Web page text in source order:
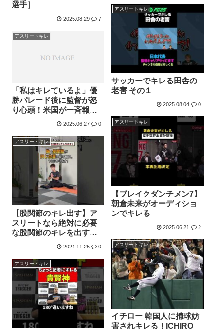
選手］
2025.08.29 7
アスリートキレ
サッカーでキレる田舎の
老害 その１
2025.08.04 0
アスリートキレ
「私はキレているよ」優
勝パレード後に監督が怒
り心頭！米国が一斉報道
2025.06.27 0 アスリートキレ
【ブレイクダンチメン7】
朝倉未来がオーディショ
ンでキレる
2025.06.21 2
アスリートキレ
【股関節のキレ出す】ア
スリートなら絶対に必要
な股関節のキレを出すト
レーニング。野球・サッ
ル・バレーボール選手な
どにも指導している股関
節トレーニングを現役ト
レーナーが教えます！
2024.11.25 0 アスリートキレ
イチロー 韓国人に捕球妨
害されキレる！ICHIRO
アスリートキレ